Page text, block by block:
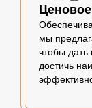
мы
чтобы
достичь